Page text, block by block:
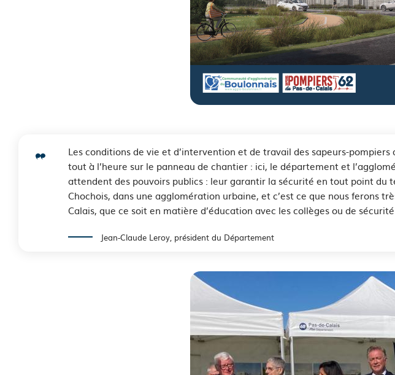
Les conditions de vie et d’intervention et de travail des sapeurs-
tout à l’heure sur le panneau de chantier : ici, le département et
attendent des pouvoirs publics : leur garantir la sécurité en tout point du
Chochois, dans une agglomération urbaine, et c’est ce que nous ferons
Calais, que ce soit en matière d’éducation avec les collèges ou de
Jean-Claude Leroy, président du Département